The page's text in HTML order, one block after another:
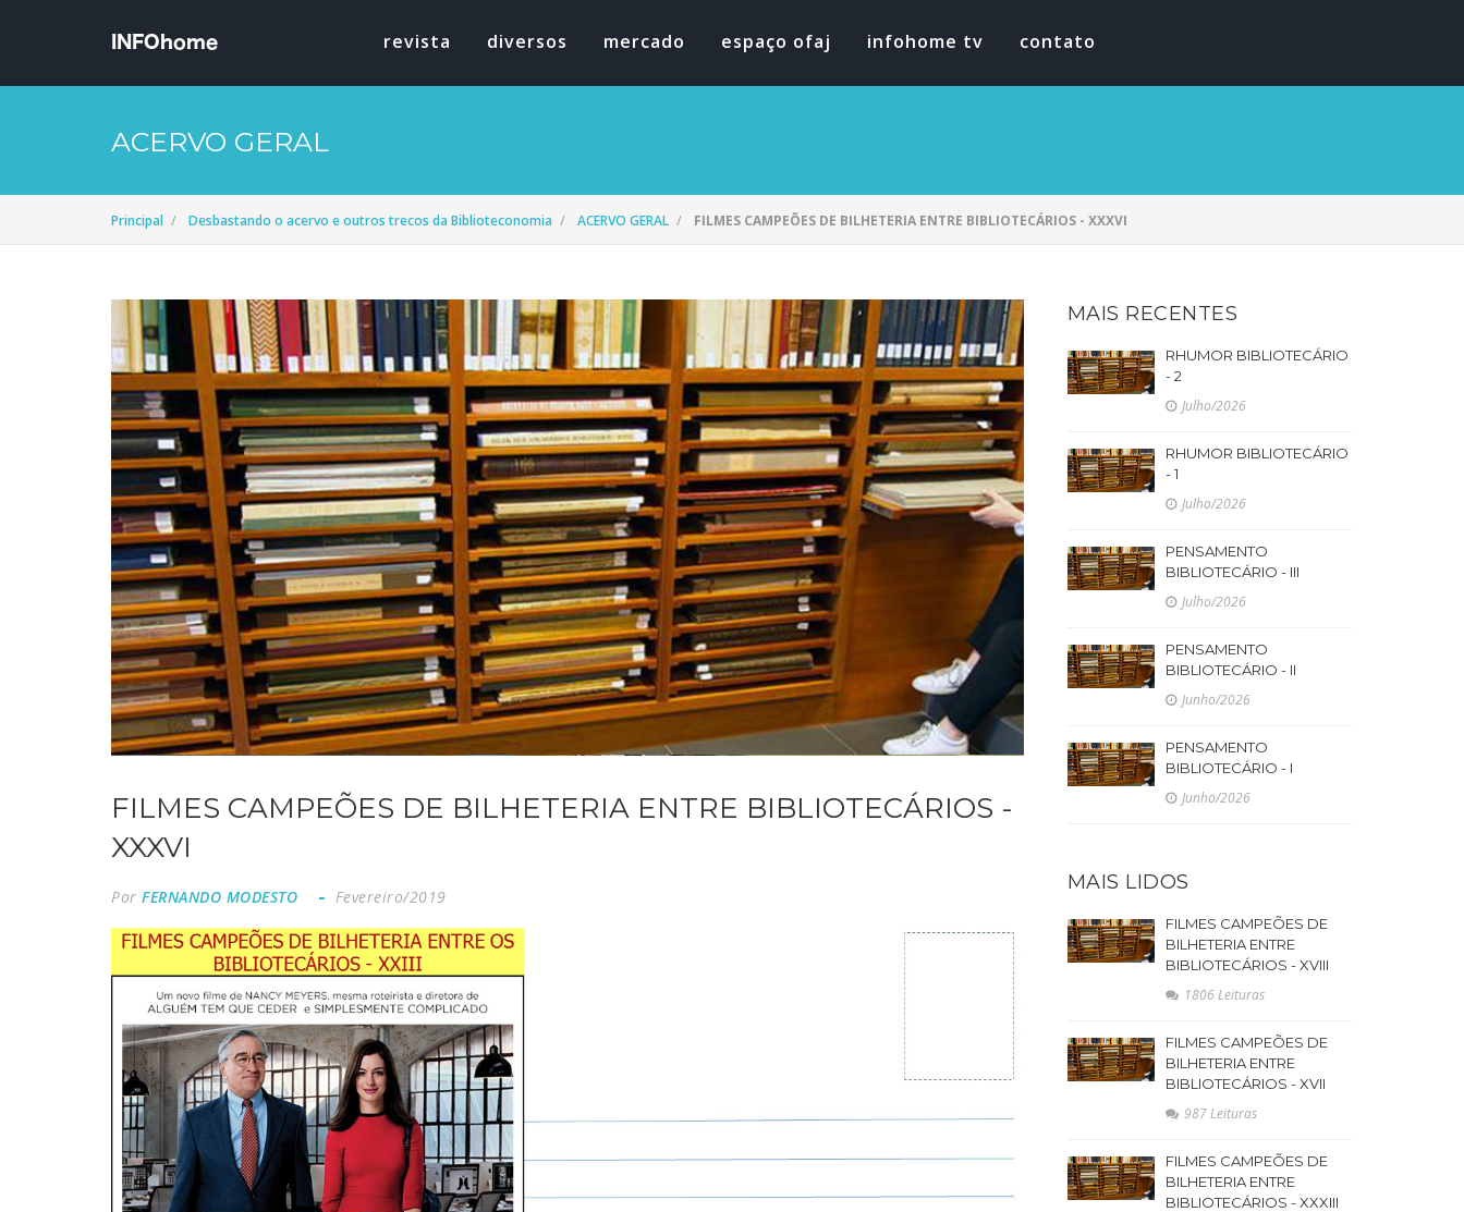
revista diversos mercado espaço ofaj infohome tv contato
ACERVO GERAL
Principal Desbastando o acervo e outros trecos da Biblioteconomia ACERVO GERAL FILMES CAMPEÕES DE BILHETERIA ENTRE BIBLIOTECÁRIOS - XXXVI
FILMES CAMPEÕES DE BILHETERIA ENTRE BIBLIOTECÁRIOS -
XXXVI
Por FERNANDO MODESTO Fevereiro/2019
MAIS RECENTES
RHUMOR BIBLIOTECÁRIO
- 2
Julho/2026
RHUMOR BIBLIOTECÁRIO
- 1
Julho/2026
PENSAMENTO
BIBLIOTECÁRIO - III
Julho/2026
PENSAMENTO
BIBLIOTECÁRIO - II
Junho/2026
PENSAMENTO
BIBLIOTECÁRIO - I
Junho/2026
MAIS LIDOS
FILMES CAMPEÕES DE
BILHETERIA ENTRE
BIBLIOTECÁRIOS - XVIII
1806 Leituras
FILMES CAMPEÕES DE
BILHETERIA ENTRE
BIBLIOTECÁRIOS - XVII
987 Leituras
FILMES CAMPEÕES DE
BILHETERIA ENTRE
BIBLIOTECÁRIOS - XXXIII